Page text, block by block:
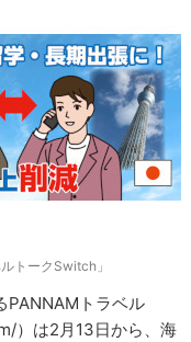
トークSwitch」
PANNAMトラベル
）は2月13日から、海